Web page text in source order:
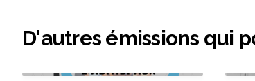
D'autres émissions qui